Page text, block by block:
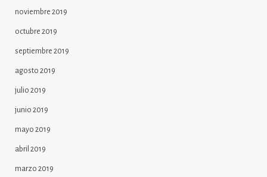
noviembre 2019
octubre 2019
septiembre 2019
agosto 2019
julio 2019
junio 2019
mayo 2019
abril 2019
marzo 2019